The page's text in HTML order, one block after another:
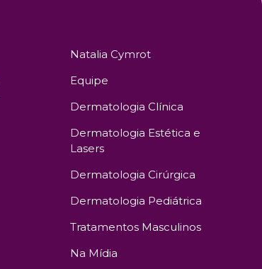
Natalia Cymrot
Equipe
Dermatologia Clínica
Dermatologia Estética e
Lasers
Dermatologia Cirúrgica
Dermatologia Pediátrica
Tratamentos Masculinos
Na Mídia